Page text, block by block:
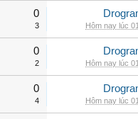
0
3 Hôm nay lúc
0
2 Hôm nay lúc
0
4 Hôm nay lúc